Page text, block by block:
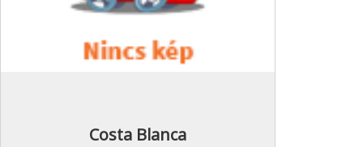
Costa Blanca